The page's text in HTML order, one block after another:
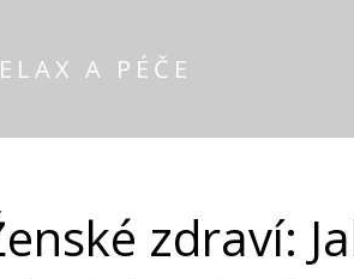
A PÉČE
zdraví: